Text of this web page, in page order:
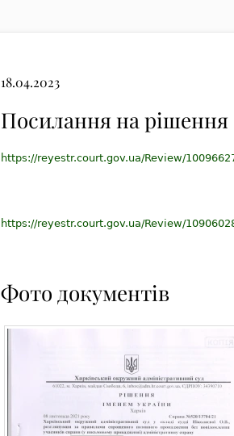
18.04.2023
Посилання на рішення
https://reyestr.court.gov.ua/Review/
https://reyestr.court.gov.ua/Review/
Фото документів